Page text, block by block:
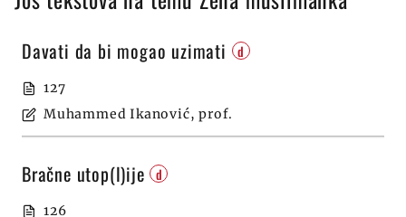
Davati da bi mogao uzimati d
127
Muhammed Ikanović, prof.
Bračne utop(l)ije d
126